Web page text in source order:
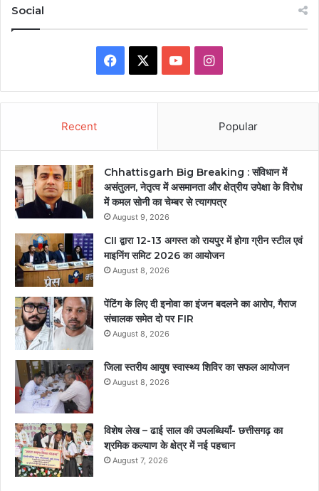
Social
Facebook YouTubeInstagram
Recent Popular
Chhattisgarh Big Breaking : संविधान में
असंतुलन, नेतृत्व में असमानता और क्षेत्रीय उपेक्षा के विरोध
में कमल सोनी का चेम्बर से त्यागपत्र
August 9, 2026
CII द्वारा 12-13 अगस्त को रायपुर में होगा ग्रीन स्टील एवं
माइनिंग समिट 2026 का आयोजन
August 8, 2026
पेंटिंग के लिए दी इनोवा का इंजन बदलने का आरोप, गैराज
संचालक समेत दो पर FIR
August 8, 2026
जिला स्तरीय आयुष स्वास्थ्य शिविर का सफल आयोजन
August 8, 2026
विशेष लेख – ढाई साल की उपलब्धियाँ- छत्तीसगढ़ का
श्रमिक कल्याण के क्षेत्र में नई पहचान
August 7, 2026